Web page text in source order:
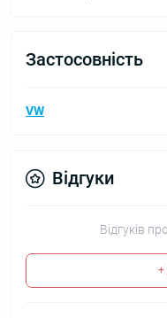
Застосовність
VW
Відгуки
Відгуків
+